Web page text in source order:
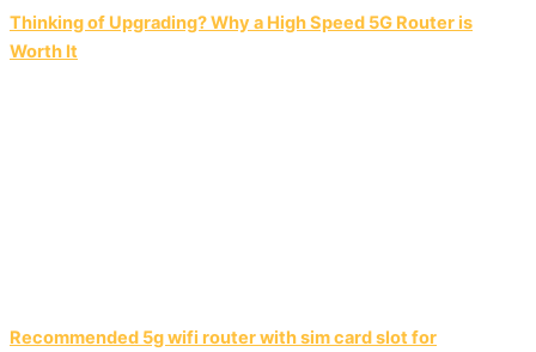
Thinking of Upgrading? Why a High Speed 5G Router is
Worth It
Recommended 5g wifi router with sim card slot for